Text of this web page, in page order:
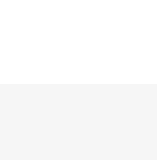
- erhvervs­økonomi og